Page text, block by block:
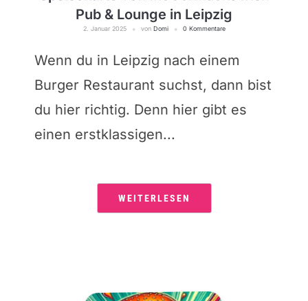
Pub & Lounge in Leipzig
2. Januar 2025 von Domi 0 Kommentare
Wenn du in Leipzig nach einem
Burger Restaurant suchst, dann bist
du hier richtig. Denn hier gibt es
einen erstklassigen...
WEITERLESEN